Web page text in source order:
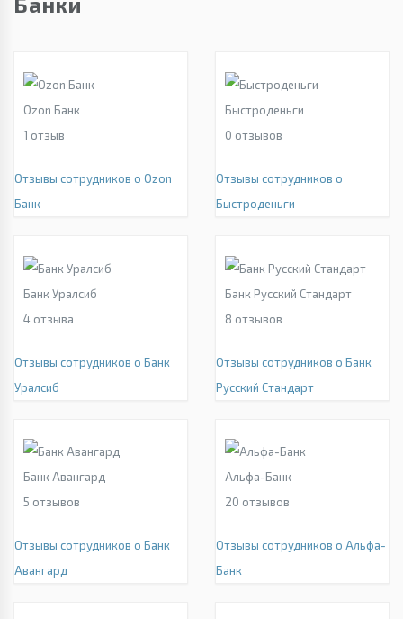
Ozon Банк
1 отзыв
Отзывы сотрудников о Ozon
Банк
Быстроденьги
0 отзывов
Отзывы сотрудников о
Быстроденьги
Банк Уралсиб
4 отзыва
Отзывы сотрудников о Банк
Уралсиб
Банк Русский Стандарт
8 отзывов
Отзывы сотрудников о Банк
Русский Стандарт
Банк Авангард
5 отзывов
Отзывы сотрудников о Банк
Авангард
Альфа-Банк
20 отзывов
Отзывы сотрудников о Альфа-
Банк